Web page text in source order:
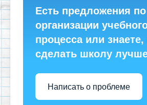
Есть предложения по
организации
процесса или знаете,
сделать школу
Написать о проблеме